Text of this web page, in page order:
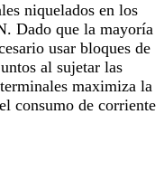
niquelados en los
Dado que la mayoría
usar bloques de
al sujetar las
maximiza la
consumo de corriente